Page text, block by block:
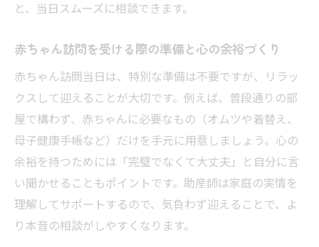
と、当日スムーズに相談できます。
赤ちゃん訪問を受ける際の準備と心の余裕づくり
赤ちゃん訪問当日は、特別な準備は不要ですが、リラッ
クスして迎えることが大切です。例えば、普段通りの部
屋で構わず、赤ちゃんに必要なもの（オムツや着替え、
母子健康手帳など）だけを手元に用意しましょう。心の
余裕を持つためには「完璧でなくて大丈夫」と自分に言
い聞かせることもポイントです。助産師は家庭の実情を
理解してサポートするので、気負わず迎えることで、よ
り本音の相談がしやすくなります。